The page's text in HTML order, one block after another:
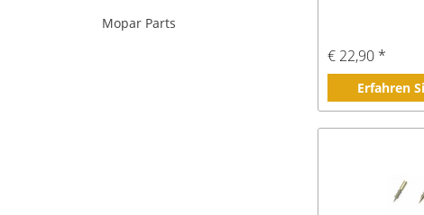
Mopar Parts
€ 22,90 *
Erfahren